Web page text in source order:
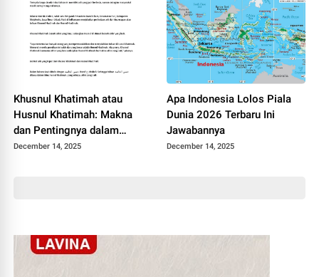
Khusnul Khatimah atau
Husnul Khatimah: Makna
dan Pentingnya dalam
Kehidupan Muslim
December 14, 2025
Apa Indonesia Lolos Piala
Dunia 2026 Terbaru Ini
Jawabannya
December 14, 2025